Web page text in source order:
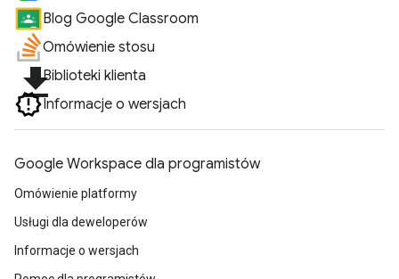
Blog Google Classroom
Omówienie stosu
file_downloadBiblioteki klienta
Informacje o wersjach
Google Workspace dla programistów
Omówienie platformy
Usługi dla deweloperów
Informacje o wersjach